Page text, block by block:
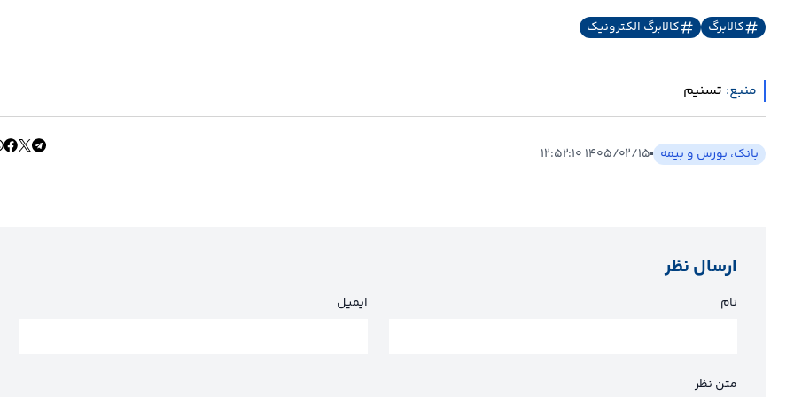
کالابرگ کالابرگ الکترونیک
منبع: تسنیم
بانک، بورس و بیمه ۱۴۰۵/۰۲/۱۵ ۱۲:۵۲:۱۰
ارسال نظر
نام ایمیل
متن نظر